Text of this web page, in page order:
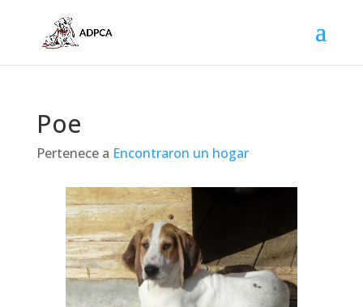
Poe
Pertenece a Encontraron un hogar